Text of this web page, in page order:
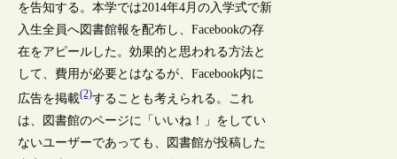
を告知する。本学では2014年4月の入学式で新
入生全員へ図書館報を配布し、Facebookの存
在をアピールした。効果的と思われる方法と
して、費用が必要とはなるが、Facebook内に
広告を掲載(2)することも考えられる。これ
は、図書館のページに「いいね！」をしてい
ないユーザーであっても、図書館が投稿した